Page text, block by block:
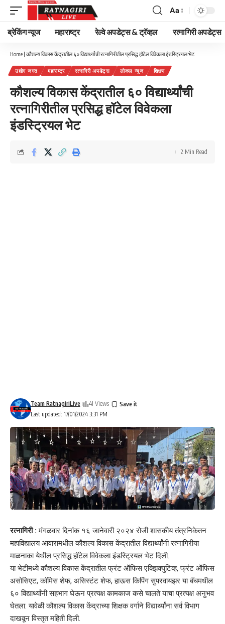
Font
Resizer
Aa
ब्रेकिंग न्यूज महाराष्ट्र रेल्वे अपडेट्स & ट्रॅव्हल रत्नागिरी अपडेट्स
Home | कौशल्य विकास केंद्रातील ६० विद्यार्थ्यांची रत्नागिरीतील प्रसिद्ध हॉटेल विवेकला इंडस्ट्रियल भेट
उद्योग जगत महाराष्ट्र रत्नागिरी अपडेट्स लोकल न्यूज शिक्षण
कौशल्य विकास केंद्रातील ६० विद्यार्थ्यांची
रत्नागिरीतील प्रसिद्ध हॉटेल विवेकला
इंडस्ट्रियल भेट
Last updated: 17/01/2024 3:31 PM
Team RatnagiriLive 41 Views
2 Min Read
रत्नागिरी : मंगळवार दिनांक १६ जानेवारी २०२४ रोजी शासकीय तंत्रनिकेतन
महाविद्यालय आवारामधील कौशल्य विकास केंद्रातील विद्यार्थ्यांनी रत्नागिरीया
माळनाका येथील प्रसिद्ध हॉटेल विवेकला इंडस्ट्रियल भेट दिली.
या भेटीमध्ये कौशल्य विकास केंद्रातील फ्रंट ऑफिस एक्झिक्युटिव्ह, फ्रंट ऑफिस
असोसिएट, कॉमिस शेफ, असिस्टंट शेफ, हाऊस किपिंग सुपरवायझर या बॅचमधील
६० विद्यार्थ्यांनी सहभाग घेऊन प्रत्यक्ष कामकाज कसे चालते याचा प्रत्यक्ष अनुभव
घेतला. यावेळी कौशल्य विकास केंद्राच्या शिक्षक वर्गाने विद्यार्थ्यांना सर्व विभाग
दाखवून विस्तृत महिती दिली.